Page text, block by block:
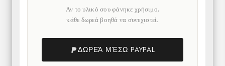
Αν το υλικό σου φάνηκε χρήσιμο,
κάθε δωρεά βοηθά να συνεχιστεί.
ΔΩΡΕΆ ΜΈΣΩ PAYPAL